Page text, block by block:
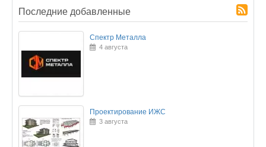
Последние добавленные
Спектр Металла
4 августа
Проектирование ИЖС
3 августа